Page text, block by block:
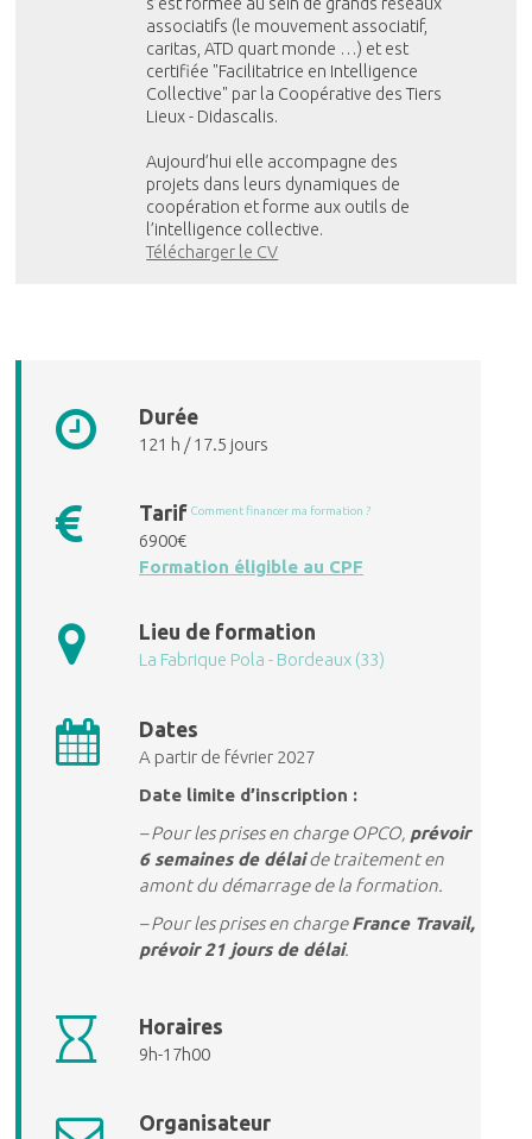
associatifs (le mouvement associatif,
caritas, ATD quart monde …) et est
certifiée "Facilitatrice en Intelligence
Collective" par la Coopérative des Tiers
Lieux - Didascalis.
Aujourd’hui elle accompagne des
projets dans leurs dynamiques de
coopération et forme aux outils de
l’intelligence collective.
Télécharger le CV
Durée
121 h / 17.5 jours
Tarif Comment financer ma formation ?
6900€
Formation éligible au CPF
Lieu de formation
La Fabrique Pola - Bordeaux (33)
Dates
A partir de février 2027
Date limite d’inscription :
– Pour les prises en charge OPCO, prévoir
6 semaines de délaide traitement en
amont du démarrage de la formation.
– Pour les prises en chargeFrance Travail,
prévoir 21 jours de délai.
Horaires
9h-17h00
Organisateur